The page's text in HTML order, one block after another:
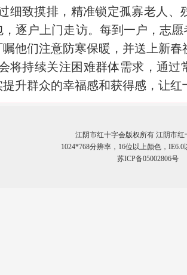
致摸排，精准锁定孤寡老人、
逐户上门走访。每到一户，志
他们注意防寒保暖，并送上新春
持续关注困难群体需求，通过
升群众的幸福感和获得感，让红
江阴市红十字会版权所有 江阴市红
1024*768分辨率，16位以上颜色，
苏ICP备05002806号